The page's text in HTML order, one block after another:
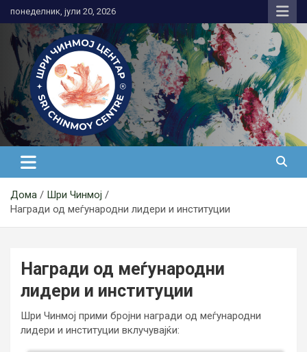
to
content
понеделник, јули 20, 2026
Медитација
Дома
Шри Чинмој
Награди од меѓународни лидери и институции
Награди од меѓународни
лидери и институции
Шри Чинмој прими бројни награди од меѓународни
лидери и институции вклучувајќи: